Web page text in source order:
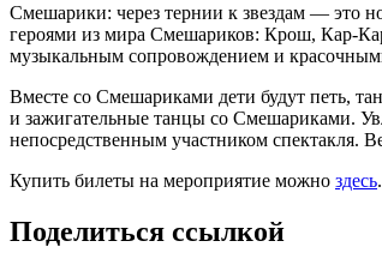
Смешарики: через тернии к звездам — это
героями из мира Смешариков: Крош, Кар-
музыкальным сопровождением и
Вместе со Смешариками дети будут петь,
и зажигательные танцы со Смешариками.
непосредственным участником спектакля.
Купить билеты на мероприятие можно здесь.
Поделиться ссылкой